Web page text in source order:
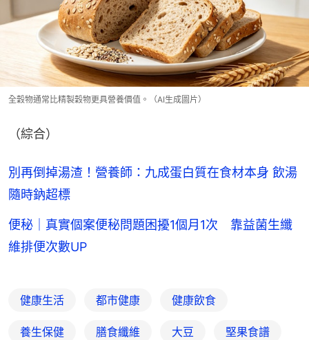
全穀物通常比精製穀物更具營養價值。（AI生成圖片）
（綜合）
別再倒掉湯渣！營養師：九成蛋白質在食材本身 飲湯
隨時鈉超標
便秘｜真實個案便秘問題困擾1個月1次 靠益菌生纖
維排便次數UP
健康生活 都市健康 健康飲食
養生保健 膳食纖維 大豆 堅果食譜